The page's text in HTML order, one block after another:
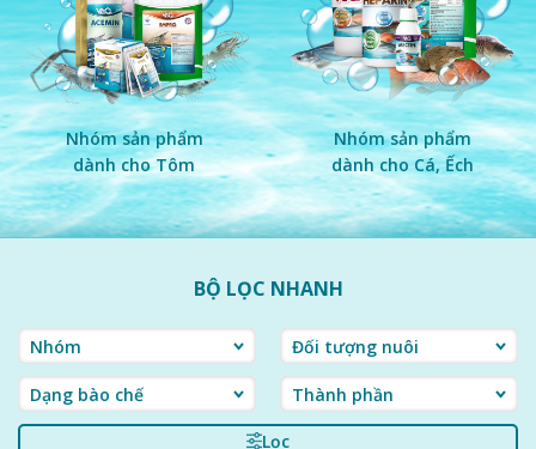
Nhóm sản phẩm
dành cho Tôm
Nhóm sản phẩm
dành cho Cá, Ếch
BỘ LỌC NHANH
Lọc